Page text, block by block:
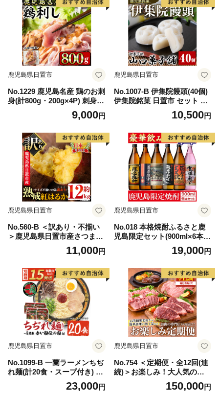
鹿児島県日置市
No.1229 鹿児島名産 鶏のお刺
身(計800g・200g×4P) 刺身
鶏刺し 鶏肉 お肉 小分け 個包
装 晩酌 おつまみ おかず 冷凍
9,000円
鹿児島県日置市
No.1007-B 伊集院饅頭(40個)
伊集院銘菓 日置市 セット 和
菓子 スイーツ 郷土菓子 お菓
子 ギフト 贈答品 贈り物【山
10,500円
鹿児島県日置市
No.560-B ＜訳あり・不揃い
＞鹿児島県日置市産さつまい
も！熟成紅はるか(約12kg) 国
産 九州産 サツマイモ 訳アリ
スイーツ 常温保存【末永商
店】
11,000円
鹿児島県日置市
No.018 本格焼酎ふるさと鹿
児島限定セット(900ml×6本)
酒 焼酎 さつま芋 米麹 アルコ
ール 常温 常温保存 飲み比べ
醸造】
19,000円
鹿児島県日置市
No.1099-B 一蘭ラーメンちぢ
れ麺(計20食・スープ付き) 麺
常温保存 簡単 簡単調理 中華
お手軽 インスタント 本格 博
23,000円
鹿児島県日置市
No.754 ＜定期便・全12回(連
続)＞お楽しみ！大人気の返
礼品定期便(全12回・ステー
キ、ハンバーグ、ローストビ
150,000円